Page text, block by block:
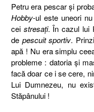
Petru era pescar şi
Hobby-ul este uneori
cei stresaţi. În cazul lui
de pescuit sportiv.
apă ! Nu era simplu
probleme : datoria şi
facă doar ce i se cere,
Lui Dumnezeu, nu
Stăpânului !